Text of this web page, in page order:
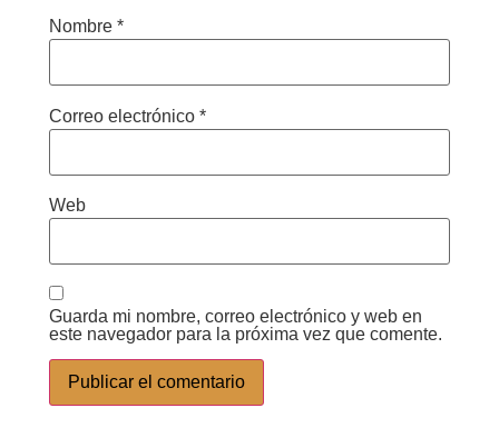
Nombre *
Correo electrónico *
Web
Guarda mi nombre, correo electrónico y web en
este navegador para la próxima vez que comente.